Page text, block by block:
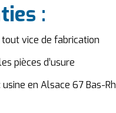
:
vice de fabrication
pièces d’usure
en Alsace 67 Bas-